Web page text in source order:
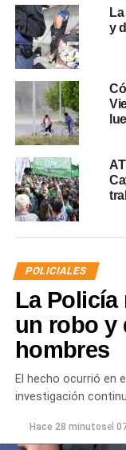
y
POLICIALES
La
un robo y
hombres
El hecho ocurrió en
investigación
Hace 28 minutosel